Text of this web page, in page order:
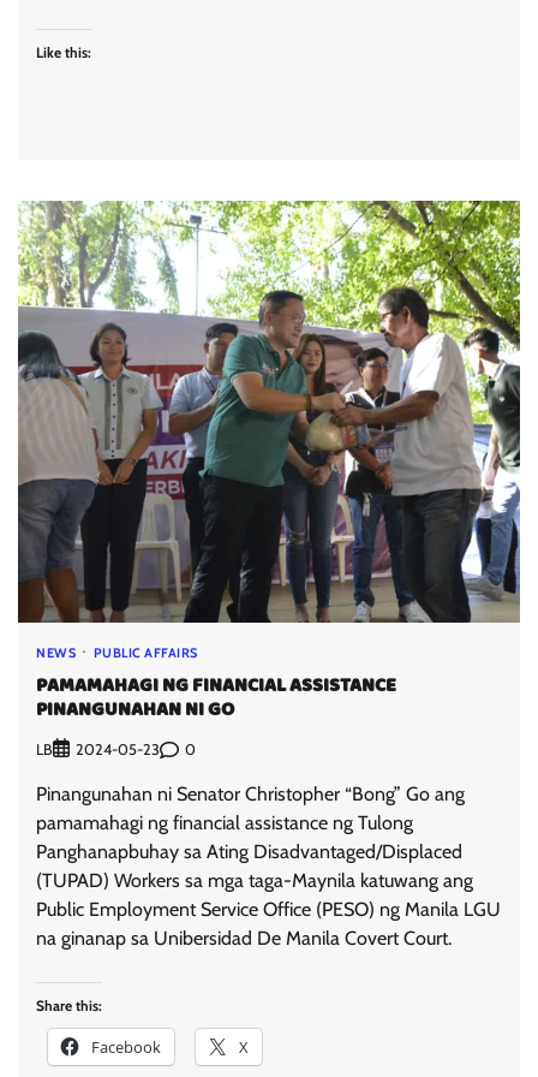
Like this:
NEWS PUBLIC AFFAIRS
PAMAMAHAGI NG FINANCIAL ASSISTANCE
PINANGUNAHAN NI GO
LB 2024-05-23 0
Pinangunahan ni Senator Christopher “Bong” Go ang
pamamahagi ng financial assistance ng Tulong
Panghanapbuhay sa Ating Disadvantaged/Displaced
(TUPAD) Workers sa mga taga-Maynila katuwang ang
Public Employment Service Office (PESO) ng Manila LGU
na ginanap sa Unibersidad De Manila Covert Court.
Share this:
Facebook X